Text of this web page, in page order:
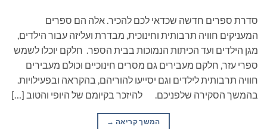
סדרת ספרים חדשה שכדאי לכם להכיר. אלה הם ספרים
המעניקים חוויה תרבותית וחינוכית, מבדרת ועליזה עבור הילדים,
מגן הילדים ועד הכיתות הנמוכות בבית הספר. חלקם יוכלו לשמש
ספרי עזר, חלקם מעבירים גם מסרים חינוכיים וכולם מעבירים
חוויה תרבותית לילדים וגם יסייעו להוריהם, בהקראה ובפעילויות.
בהמשך הסקירה שלפניכם. להיזכר בקיומם של היופי והטוב […]
המשך קריאה →